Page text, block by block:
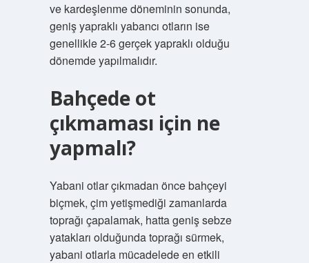
ve kardeşlenme döneminin sonunda,
geniş yapraklı yabancı otların ise
genellikle 2-6 gerçek yapraklı olduğu
dönemde yapılmalıdır.
Bahçede ot
çıkmaması için ne
yapmalı?
Yabani otlar çıkmadan önce bahçeyi
biçmek, çim yetişmediği zamanlarda
toprağı çapalamak, hatta geniş sebze
yatakları olduğunda toprağı sürmek,
yabani otlarla mücadelede en etkili